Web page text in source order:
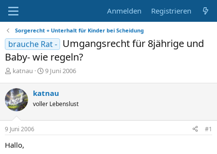
Anmelden Registrieren
Sorgerecht + Unterhalt für Kinder bei Scheidung
brauche Rat - Umgangsrecht für 8jährige und
Baby- wie regeln?
E
s
t
e
l
l
e
katnau
E
t
e
l
9 Juni 2006
katnau
voller Lebenslust
9 Juni 2006 #1
Hallo,